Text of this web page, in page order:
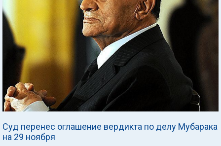
Суд перенес оглашение вердикта по делу Мубарака
на 29 ноября